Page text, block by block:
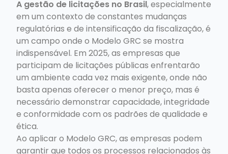
A gestão de licitações no Brasil, especialmente
em um contexto de constantes mudanças
regulatórias e de intensificação da fiscalização, é
um campo onde o Modelo GRC se mostra
indispensável. Em 2025, as empresas que
participam de licitações públicas enfrentarão
um ambiente cada vez mais exigente, onde não
basta apenas oferecer o menor preço, mas é
necessário demonstrar capacidade, integridade
e conformidade com os padrões de qualidade e
ética.
Ao aplicar o Modelo GRC, as empresas podem
garantir que todos os processos relacionados às